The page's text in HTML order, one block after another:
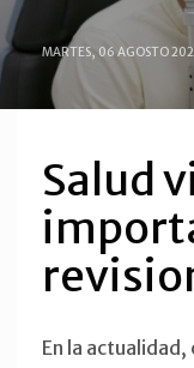
MARTES, 06 AGOSTO
Salud
En la